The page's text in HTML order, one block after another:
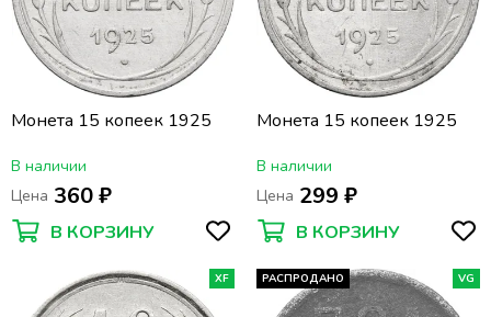
Монета 15 копеек 1925
В наличии
Цена 360 ₽
В КОРЗИНУ
Монета 15 копеек 1925
В наличии
Цена 299 ₽
В КОРЗИНУ
XF РАСПРОДАНО VG